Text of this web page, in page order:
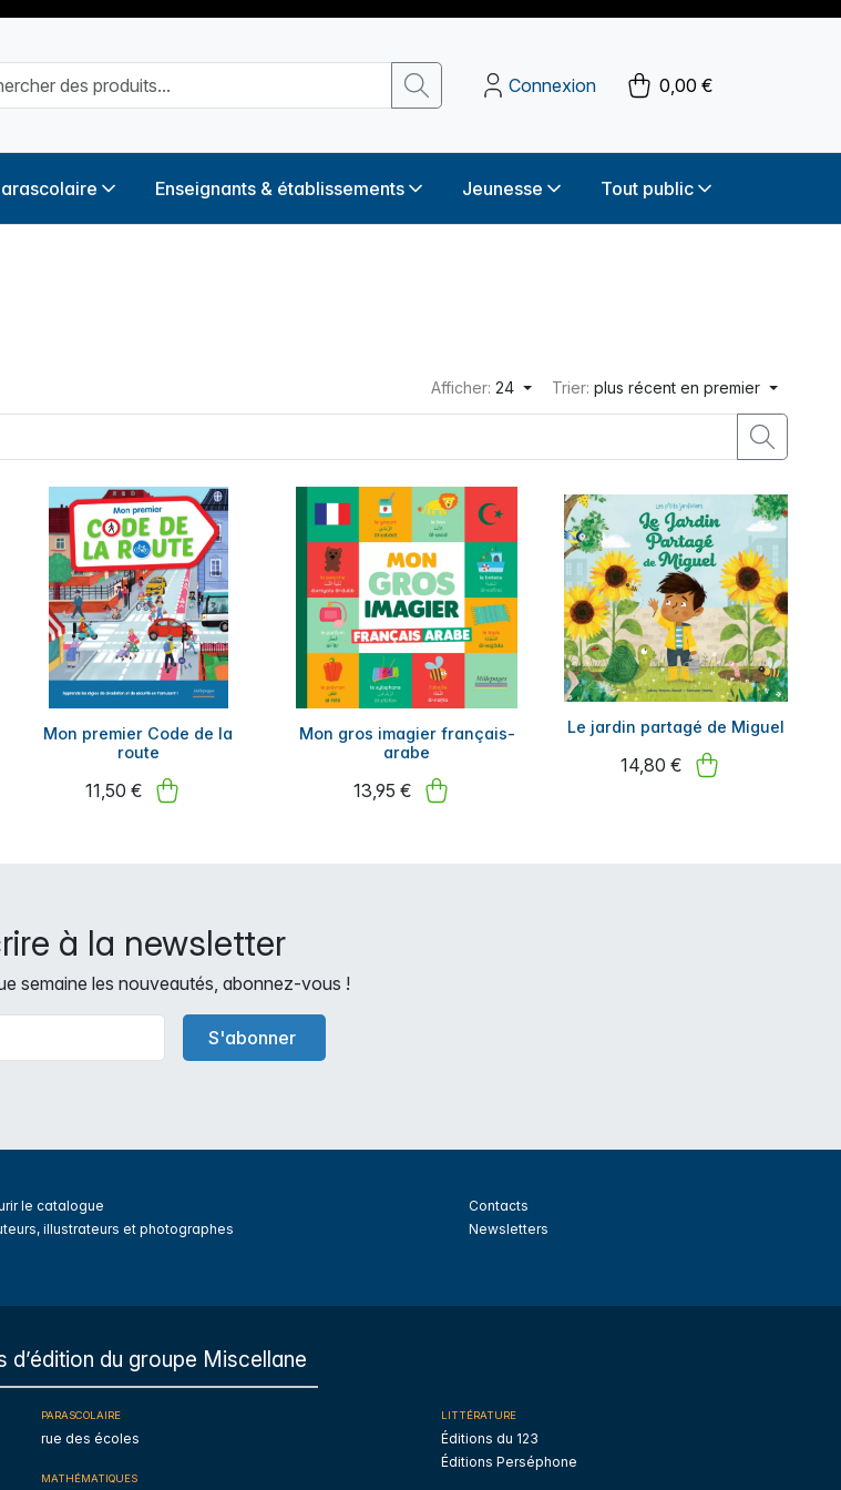
Connexion 0,00 €
Enseignants & établissements Jeunesse Tout public
Afficher:24 Trier:plus récent en premier
Mon premier Code de la
route
11,50 €
Mon gros imagier français-
arabe
13,95 €
Le jardin partagé de Miguel
14,80 €
à la newsletter
semaine les nouveautés, abonnez-vous !
S'abonner
le catalogue
illustrateurs et photographes
Contacts
Newsletters
d’édition du groupe Miscellane
PARASCOLAIRE
rue des écoles
MATHÉMATIQUES
LITTÉRATURE
Éditions du 123
Éditions Perséphone